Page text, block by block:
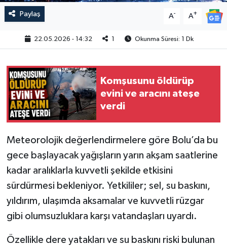
Paylaş A- A+
22.05.2026 - 14:32 Okunma Süresi: 1 Dk
Komşusunu öldürüp
evini ve aracını ateşe
verdi
Meteorolojik değerlendirmelere göre Bolu’da bu
gece başlayacak yağışların yarın akşam saatlerine
kadar aralıklarla kuvvetli şekilde etkisini
sürdürmesi bekleniyor. Yetkililer; sel, su baskını,
yıldırım, ulaşımda aksamalar ve kuvvetli rüzgar
gibi olumsuzluklara karşı vatandaşları uyardı.
Özellikle dere yatakları ve su baskını riski bulunan